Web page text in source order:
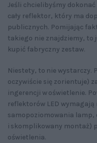
Jeśli chcielibyśmy
cały reflektor, który ma
publicznych. Pomijając
takiego nie znajdziemy, to
kupić fabryczny zestaw.
Niestety, to nie wystarczy.
oczywiście się zorientuje)
ingerencji w oświetlenie.
reflektorów LED
samopoziomowania lamp,
i skomplikowany montaż)
oświetlenia.